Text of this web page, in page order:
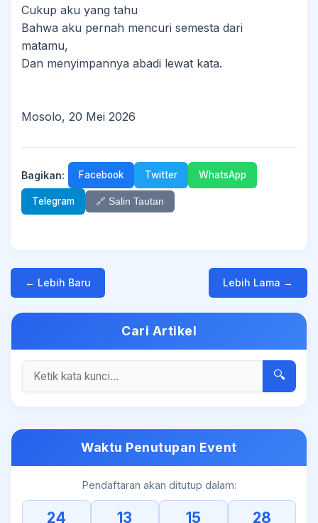
Cukup aku yang tahu
Bahwa aku pernah mencuri semesta dari
matamu,
Dan menyimpannya abadi lewat kata.
Mosolo, 20 Mei 2026
Bagikan: Facebook Twitter WhatsApp
Telegram 🔗 Salin Tautan
← Lebih Baru Lebih Lama →
Cari Artikel
🔍
Waktu Penutupan Event
Pendaftaran akan ditutup dalam:
24 13 15 27